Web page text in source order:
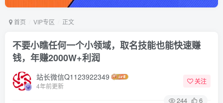
首页 VIP专区 正文
不要小瞧任何一个小领域，取名技能也能快速赚
钱，年赚2000W+利润
站长微信Q1123922349
4年前更新
关注
244 6